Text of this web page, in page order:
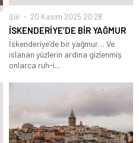
Şiir 20 Kasım 2025 20:28
İSKENDERİYE’DE BİR YAĞMUR
İskenderiye’de bir yağmur… Ve
ıslanan yüzlerin ardına gizlenmiş
onlarca ruh-i...